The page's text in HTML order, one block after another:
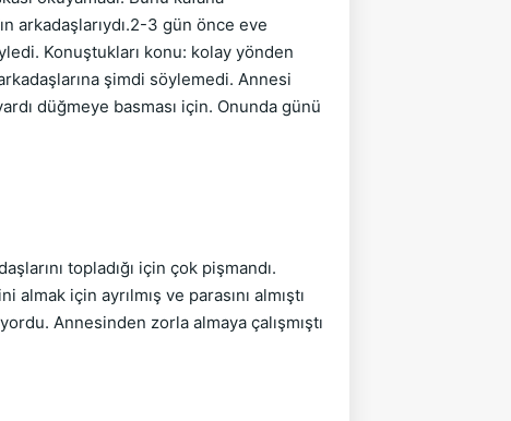
arkadaşlarıydı.2-3 gün önce eve
Konuştukları konu: kolay yönden
şimdi söylemedi. Annesi
düğmeye basması için. Onunda günü
topladığı için çok pişmandı.
için ayrılmış ve parasını almıştı
Annesinden zorla almaya çalışmıştı